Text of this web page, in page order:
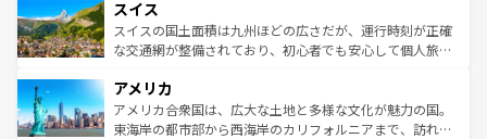
れる地方に足を運ぶとそれぞれで全く異なる文化を体験で
きるだろう。 なお、新着のフランス情報はコンテンツ一覧
を参照してほしい。
は、お酒好きな人にはぜひ体験してほしい。 なお、新着の
ドイツ情報はコンテンツ一覧を参照してほしい。
リアごとに異なる魅力がある。また、優雅なアフタヌーン
ティー、ビール好きにはたまらない英国パブ、サッカー観
戦など、本場だからこそできる体験も豊富。イギリスを旅
ンツ一覧を参照してほしい。
スイス
スイスの国土面積は九州ほどの広さだが、運行時刻が正確
な交通網が整備されており、初心者でも安心して個人旅行
の建物がそのまま残る町や、スイスならではのユニークな
博物館もあり、アルプス観光だけでなく町歩きも満喫する
ことができる。国民の所得が高いため物価も高いが、旅行
アメリカ
アメリカ合衆国は、広大な土地と多様な文化が魅力の国。
東海岸の都市部から西海岸のカリフォルニアまで、訪れる